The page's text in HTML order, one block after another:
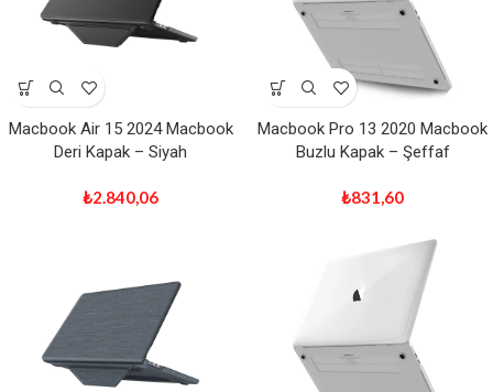
Macbook Air 15 2024 Macbook
Deri Kapak – Siyah
₺2.840,06
Macbook Pro 13 2020 Macbook
Buzlu Kapak – Şeffaf
₺831,60